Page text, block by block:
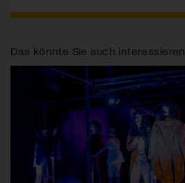
Das könnte Sie auch interessieren